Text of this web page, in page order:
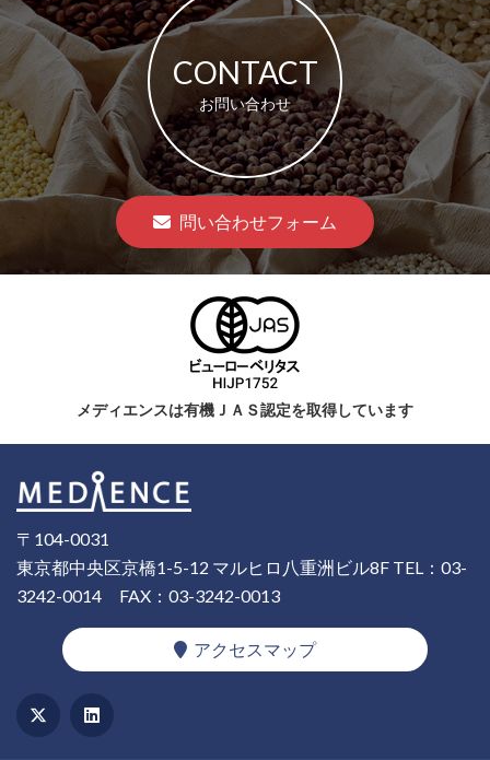
CONTACT
お問い合わせ
問い合わせフォーム
メディエンスは有機ＪＡＳ認定を取得しています
〒104-0031
東京都中央区京橋1-5-12 マルヒロ八重洲ビル8F TEL：03-
3242-0014 FAX：03-3242-0013
アクセスマップ